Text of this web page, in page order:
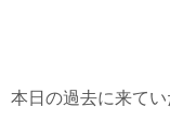
本日の過去に来てい